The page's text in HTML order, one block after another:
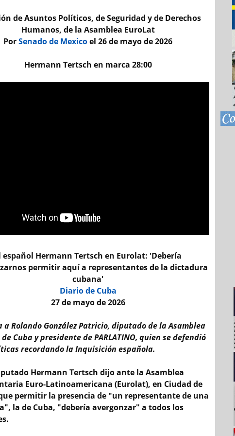
de Asuntos Políticos, de Seguridad y de Derechos
Humanos, de la Asamblea EuroLat
PorSenado de Mexicoel 26 de mayo de 2026
Hermann Tertsch en marca 28:00
español Hermann Tertsch en Eurolat: 'Debería
permitir aquí a representantes de la dictadura
cubana'
Diario de Cuba
27 de mayo de 2026
a Rolando González Patricio, diputado de la Asamblea
Cuba y presidente de PARLATINO, quien se defendió
recordando la Inquisición española.
Hermann Tertsch dijo ante la Asamblea
Euro-Latinoamericana (Eurolat), en Ciudad de
permitir la presencia de "un representante de una
la de Cuba, "debería avergonzar" a todos los